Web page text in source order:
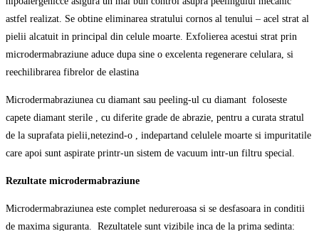
astfel realizat. Se obtine eliminarea stratului cornos al tenului – acel strat al
pielii alcatuit in principal din celule moarte. Exfolierea acestui strat prin
microdermabraziune aduce dupa sine o excelenta regenerare celulara, si
reechilibrarea fibrelor de elastina
Microdermabraziunea cu diamant sau peeling-ul cu diamant foloseste
capete diamant sterile , cu diferite grade de abrazie, pentru a curata stratul
de la suprafata pielii,netezind-o , indepartand celulele moarte si impuritatile
care apoi sunt aspirate printr-un sistem de vacuum intr-un filtru special.
Rezultate microdermabraziune
Microdermabraziunea este complet nedureroasa si se desfasoara in conditii
de maxima siguranta. Rezultatele sunt vizibile inca de la prima sedinta: